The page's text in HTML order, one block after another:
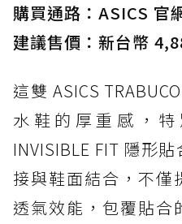
購買通路：ASICS 官
建議售價：新台幣
這雙 ASICS
水鞋的厚重感，特
INVISIBLE FIT 隱形
接與鞋面結合，不僅
透氣效能，包覆貼合